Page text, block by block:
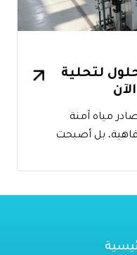
لتحلية
مياه آمنة
بل أصبحت